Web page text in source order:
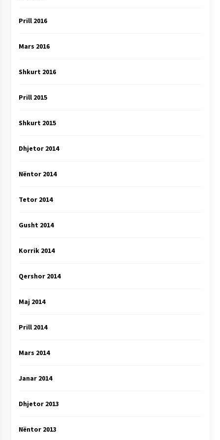
Prill 2016
Mars 2016
Shkurt 2016
Prill 2015
Shkurt 2015
Dhjetor 2014
Nëntor 2014
Tetor 2014
Gusht 2014
Korrik 2014
Qershor 2014
Maj 2014
Prill 2014
Mars 2014
Janar 2014
Dhjetor 2013
Nëntor 2013